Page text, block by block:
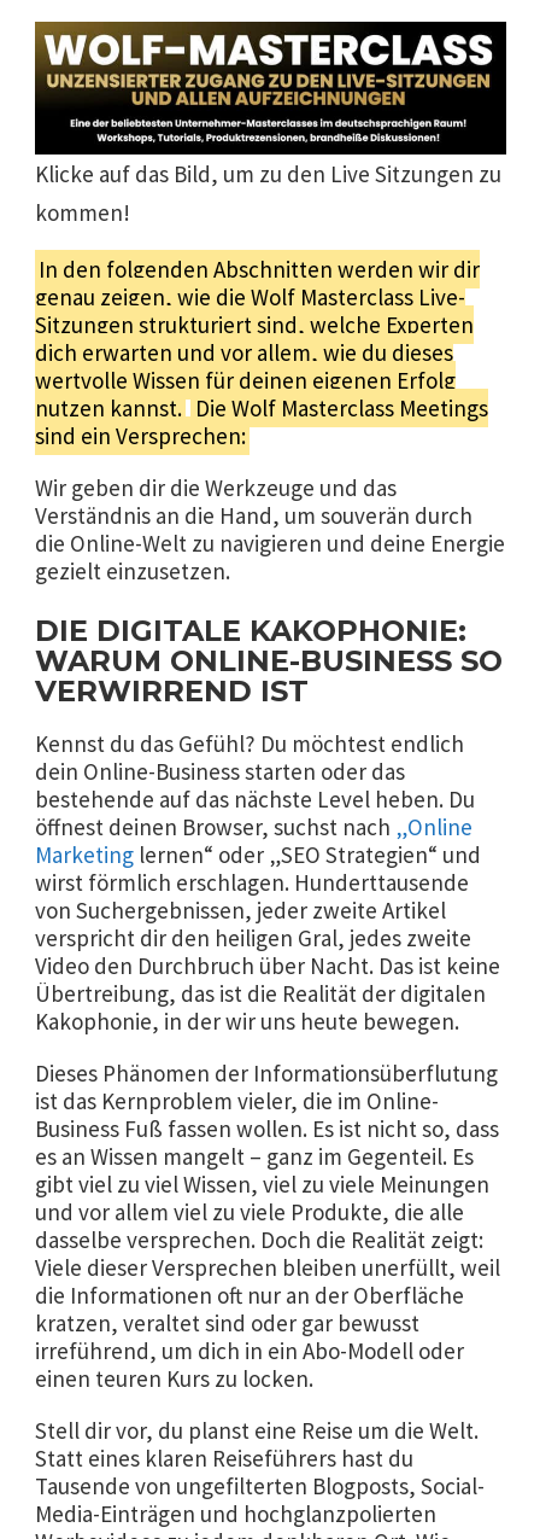
Klicke auf das Bild, um zu den Live Sitzungen zu
kommen!
In den folgenden Abschnitten werden wir dir
genau zeigen, wie die Wolf Masterclass Live-
Sitzungen strukturiert sind, welche Experten
dich erwarten und vor allem, wie du dieses
wertvolle Wissen für deinen eigenen Erfolg
nutzen kannst. Die Wolf Masterclass Meetings
sind ein Versprechen:
Wir geben dir die Werkzeuge und das
Verständnis an die Hand, um souverän durch
die Online-Welt zu navigieren und deine Energie
gezielt einzusetzen.
DIE DIGITALE KAKOPHONIE:
WARUM ONLINE-BUSINESS SO
VERWIRREND IST
Kennst du das Gefühl? Du möchtest endlich
dein Online-Business starten oder das
bestehende auf das nächste Level heben. Du
öffnest deinen Browser, suchst nach „Online
Marketinglernen“ oder „SEO Strategien“ und
wirst förmlich erschlagen. Hunderttausende
von Suchergebnissen, jeder zweite Artikel
verspricht dir den heiligen Gral, jedes zweite
Video den Durchbruch über Nacht. Das ist keine
Übertreibung, das ist die Realität der digitalen
Kakophonie, in der wir uns heute bewegen.
Dieses Phänomen der Informationsüberflutung
ist das Kernproblem vieler, die im Online-
Business Fuß fassen wollen. Es ist nicht so, dass
es an Wissen mangelt – ganz im Gegenteil. Es
gibt viel zu viel Wissen, viel zu viele Meinungen
und vor allem viel zu viele Produkte, die alle
dasselbe versprechen. Doch die Realität zeigt:
Viele dieser Versprechen bleiben unerfüllt, weil
die Informationen oft nur an der Oberfläche
kratzen, veraltet sind oder gar bewusst
irreführend, um dich in ein Abo-Modell oder
einen teuren Kurs zu locken.
Stell dir vor, du planst eine Reise um die Welt.
Statt eines klaren Reiseführers hast du
Tausende von ungefilterten Blogposts, Social-
Media-Einträgen und hochglanzpolierten